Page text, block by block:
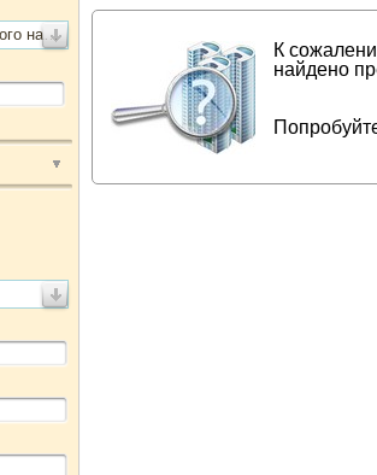
помещения различного назначения
К
найдено